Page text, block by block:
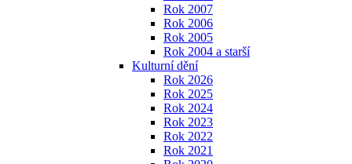
Rok 2007
Rok 2006
Rok 2005
Rok 2004 a starší
Kulturní dění
Rok 2026
Rok 2025
Rok 2024
Rok 2023
Rok 2022
Rok 2021